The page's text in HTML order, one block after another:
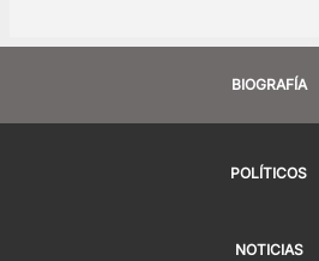
BIOGRAFÍA
POLÍTICOS
NOTICIAS